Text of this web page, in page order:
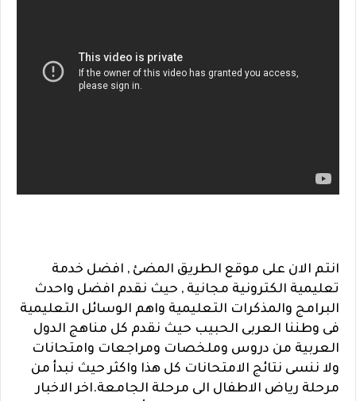
انتم الان على موقع الطريق المضئ , افضل خدمة
تعليمية الكترونية مجانية , حيث نقدم افضل واحدث
البرامج والمذكرات التعليمية واهم الوسائل التعليمية
فى وطننا العربى الحبيب حيث نقدم كل مناهج الدول
العربية من دروس وملخصات ومراجعات وامتحانات
ولا ننسى نتائج الامتحانات كل هذا واكثر حيث نبدأ من
مرحلة رياض الاطفال الى مرحلة الجامعة.اخر الاخبار